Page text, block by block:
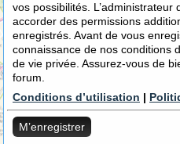
vos possibilités.
accorder des permissions
enregistrés. Avant de vous
connaissance de nos conditions
de vie privée. Assurez-vous de
forum.
Conditions d’utilisation |
M’enregistrer